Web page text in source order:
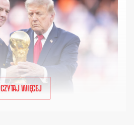
CZYTAJ WIĘCEJ